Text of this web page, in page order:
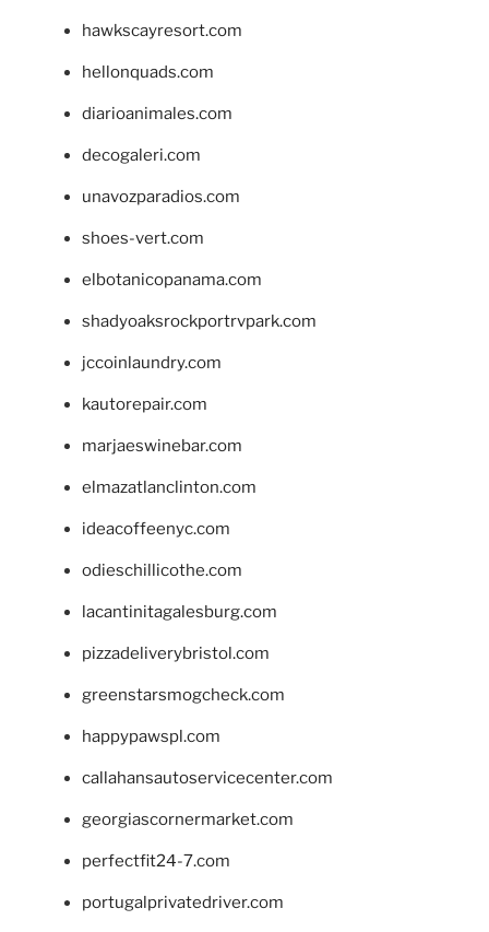
hawkscayresort.com
hellonquads.com
diarioanimales.com
decogaleri.com
unavozparadios.com
shoes-vert.com
elbotanicopanama.com
shadyoaksrockportrvpark.com
jccoinlaundry.com
kautorepair.com
marjaeswinebar.com
elmazatlanclinton.com
ideacoffeenyc.com
odieschillicothe.com
lacantinitagalesburg.com
pizzadeliverybristol.com
greenstarsmogcheck.com
happypawspl.com
callahansautoservicecenter.com
georgiascornermarket.com
perfectfit24-7.com
portugalprivatedriver.com